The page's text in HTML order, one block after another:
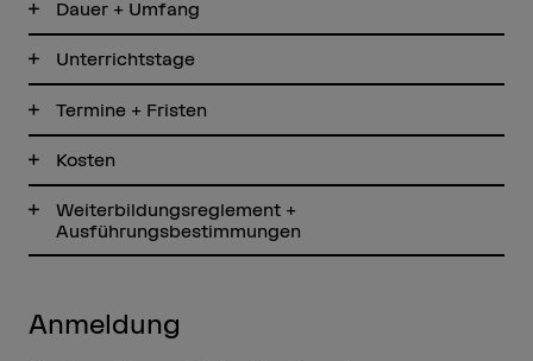
Dauer + Umfang
Unterrichtstage
Termine + Fristen
Kosten
Weiterbildungsreglement +
Ausführungsbestimmungen
Anmeldung